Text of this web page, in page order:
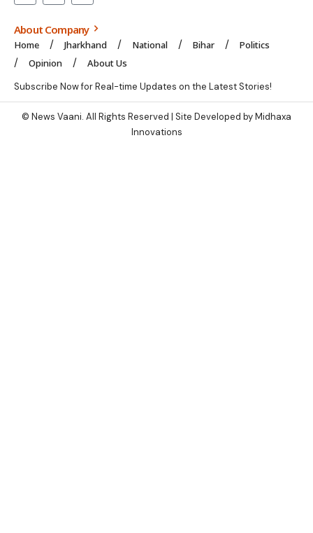
About Company
Home Jharkhand National Bihar
Politics
Opinion
About Us
Subscribe Now for Real-time Updates on the Latest Stories!
© News Vaani. All Rights Reserved | Site Developed by Midhaxa
Innovations